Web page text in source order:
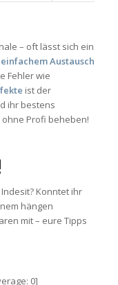
– oft lässt sich ein
Austausch
Fehler wie
ist der
ihr bestens
Profi beheben!
Konntet ihr
hängen
mit – eure Tipps
0]